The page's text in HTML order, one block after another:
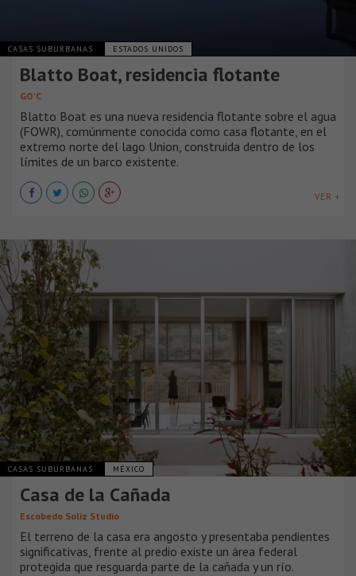
CASAS SUBURBANAS ESTADOS UNIDOS
Blatto Boat, residencia flotante
GO’C
Blatto Boat es una nueva residencia flotante sobre el agua
(FOWR), comúnmente conocida como casa flotante, en el
extremo norte del lago Union, construida dentro de los
límites de un barco existente.
VER +
CASAS SUBURBANAS MÉXICO
Casa de la Cañada
Escobedo Soliz Studio
El terreno de la casa era angosto y presentaba pendientes
significativas, frente al predio existe un área federal
protegida que resguarda parte de la cañada y un río.